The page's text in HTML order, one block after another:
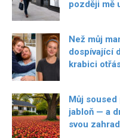
později mě
Než můj
dospívající
krabici
Můj soused
jabloň — a
svou